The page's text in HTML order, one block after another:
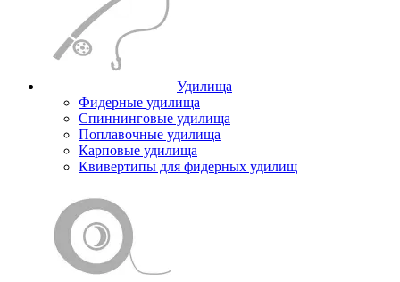
Удилища
Фидерные удилища
Спиннинговые удилища
Поплавочные удилища
Карповые удилища
Квивертипы для фидерных удилищ